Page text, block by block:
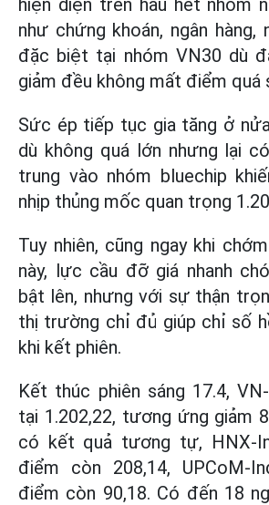
hiện diện trên hầu hết nhóm
như chứng khoán, ngân hàng,
đặc biệt tại nhóm VN30 dù
giảm đều không mất điểm quá
Sức ép tiếp tục gia tăng ở
dù không quá lớn nhưng lại
trung vào nhóm bluechip
nhịp thủng mốc quan trọng
Tuy nhiên, cũng ngay khi
này, lực cầu đỡ giá nhanh
bật lên, nhưng với sự thận
thị trường chỉ đủ giúp chỉ số
khi kết phiên.
Kết thúc phiên sáng 17.4,
tại 1.202,22, tương ứng giảm
có kết quả tương tự, HNX-
điểm còn 208,14, UPCoM-
điểm còn 90,18. Có đến 18